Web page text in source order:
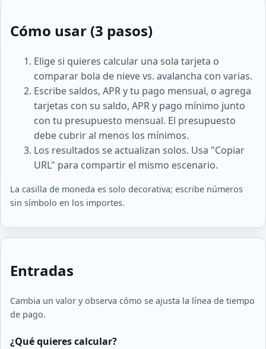
Cómo usar (3 pasos)
Elige si quieres calcular una sola tarjeta o
comparar bola de nieve vs. avalancha con varias.
Escribe saldos, APR y tu pago mensual, o agrega
tarjetas con su saldo, APR y pago mínimo junto
con tu presupuesto mensual. El presupuesto
debe cubrir al menos los mínimos.
Los resultados se actualizan solos. Usa "Copiar
URL" para compartir el mismo escenario.
La casilla de moneda es solo decorativa; escribe números
sin símbolo en los importes.
Entradas
Cambia un valor y observa cómo se ajusta la línea de tiempo
de pago.
¿Qué quieres calcular?